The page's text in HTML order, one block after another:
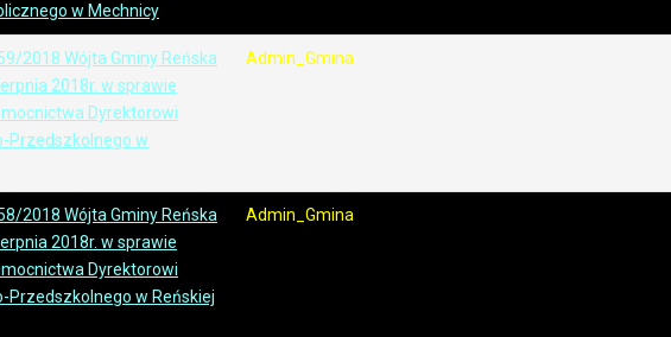
w Mechnicy
2018 Wójta Gminy Reńska
2018r. w sprawie
Dyrektorowi
Przedszkolnego w
Admin_Gmina
2018 Wójta Gminy Reńska
2018r. w sprawie
Dyrektorowi
Przedszkolnego w Reńskiej
Admin_Gmina